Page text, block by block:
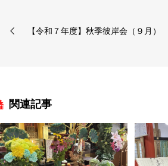
【令和７年度】秋季彼岸会（９月）
関連記事